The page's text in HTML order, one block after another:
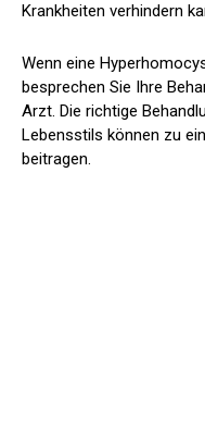
Krankheiten verhindern
Wenn eine
besprechen Sie Ihre
Arzt. Die richtige
Lebensstils können zu
beitragen.